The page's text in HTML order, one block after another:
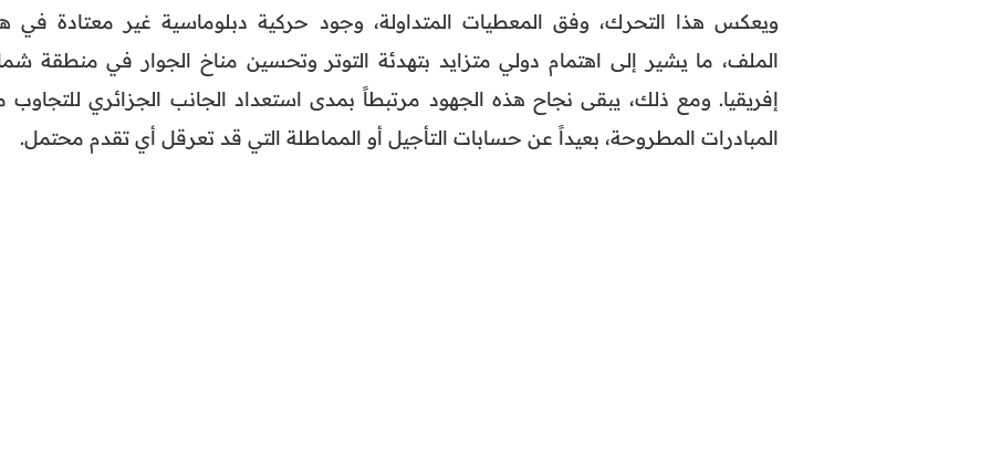
ويعكس هذا التحرك، وفق المعطيات المتداولة، وجود حركية دبلوماسية غير معتادة في
الملف، ما يشير إلى اهتمام دولي متزايد بتهدئة التوتر وتحسين مناخ الجوار في منطقة
إفريقيا. ومع ذلك، يبقى نجاح هذه الجهود مرتبطاً بمدى استعداد الجانب الجزائري للتجاوب
المبادرات المطروحة، بعيداً عن حسابات التأجيل أو المماطلة التي قد تعرقل أي تقدم محتمل.